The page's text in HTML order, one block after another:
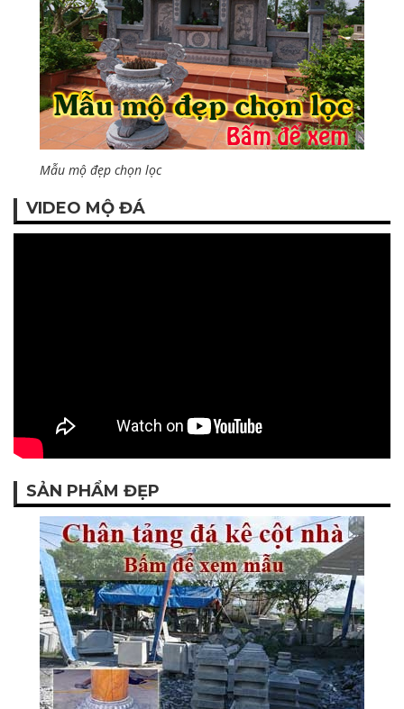
Mẫu mộ đẹp chọn lọc
VIDEO MỘ ĐÁ
SẢN PHẨM ĐẸP